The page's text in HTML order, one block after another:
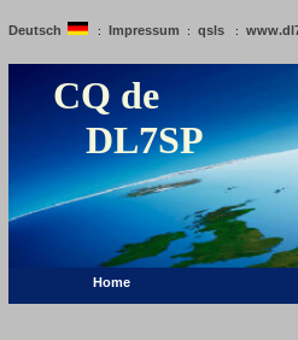
Deutsch : Impressum : qsls :
CQ de
DL7SP
Home